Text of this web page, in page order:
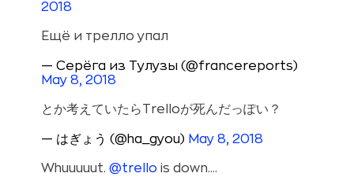
2018
Ещё и трелло упал
— Серёга из Тулузы (@francereports)
May 8, 2018
とか考えていたらTrelloが死んだっぽい？
— はぎょう (@ha_gyou) May 8, 2018
Whuuuuut. @trello is down....